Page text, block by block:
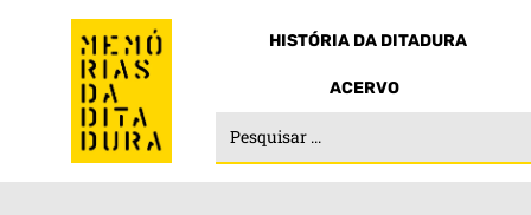
HISTÓRIA DA DITADURA
ACERVO